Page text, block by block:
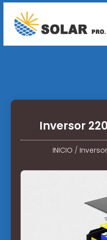
Inversor
INICIO /